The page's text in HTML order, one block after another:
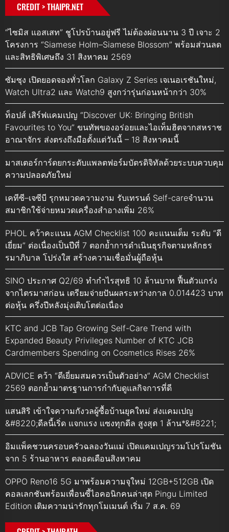
CREDIT > THAIPR.NET
“ไซมิส แอสเสท” ชูโปรบ้านอยู่ฟรี ไม่ต้องผ่อนนาน 3 ปี เจาะ 2
โครงการ “Siamese Holm–Siamese Blossom” พร้อมส่วนลด
และสิทธิพิเศษถึง 31 สิงหาคม 2569
ซัมซุง เปิดยอดจองทั่วโลก Galaxy Z Series เจเนอเรชันใหม่,
Watch Ultra2 และ Watch9 สูงกว่ารุ่นก่อนหน้ากว่า 30%
ท็อปส์ เสิร์ฟแคมเปญ “Discover UK: Bringing British
Favourites to You” ขนทัพของอร่อยและไอเท็มฮิตจากสหราช
อาณาจักร ส่งตรงถึงมือตั้งแต่วันนี้ – 18 สิงหาคมนี้
มาสเตอร์การ์ดยกระดับแพลตฟอร์มบัตรดิจิทัลด้วยระบบควบคุม
ความปลอดภัยใหม่
เคทีซี–เจซีบี รุกหมวดความงาม รับเทรนด์ Self-careจำนวน
สมาชิกใช้จ่ายหมวดเครื่องสำอางเพิ่ม 26%
PHOL คว้าคะแนน AGM Checklist 100 คะแนนเต็ม ระดับ “ดี
เยี่ยม” ต่อเนื่องเป็นปีที่ 7 ตอกย้ำการดำเนินธุรกิจตามหลักธร
รมาภิบาล โปร่งใส สร้างความเชื่อมั่นผู้ถือหุ้น
SINO ประกาศ Q2/69 ทำกำไรสุทธิ 10 ล้านบาท ฟื้นตัวแกร่ง
จากไตรมาสก่อน เตรียมจ่ายปันผลระหว่างกาล 0.014423 บาท
ต่อหุ้น ครึ่งปีหลังมุ่งเติบโตต่อเนื่อง
KTC and JCB Tap Growing Self-Care Trend with
Expanded Beauty Privileges Number of KTC JCB
Cardmembers Spending on Cosmetics Rises 26%
ADVICE คว้า “ดีเยี่ยมสมควรเป็นตัวอย่าง” AGM Checklist
2569 ตอกย้ำมาตรฐานการกำกับดูแลกิจการที่ดี
แสนสิริ เข้าใจความกังวลผู้ซื้อบ้านยุคใหม่ ส่งแคมเปญ
&#8220;ดีลนี้เริ่ด แจกแรง แซงทุกดีล สูงสุด 1 ล้าน*&#8221;
อิมแพ็คชวนครอบครัวฉลองวันแม่ เปิดแคมเปญรวมโปรโมชัน
จาก 5 ร้านอาหาร ตลอดเดือนสิงหาคม
OPPO Reno16 5G มาพร้อมความจุใหม่ 12GB+512GB เปิด
คอลเลกชันพร้อมเพื่อนซี้ไอคอนิกคนล่าสุด Pingu Limited
Edition เติมความน่ารักทุกโมเมนต์ เริ่ม 7 ส.ค. 69